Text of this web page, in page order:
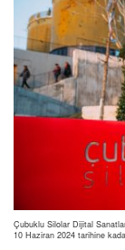
Çubuklu Silolar Dijital
10 Haziran 2024 tarihine